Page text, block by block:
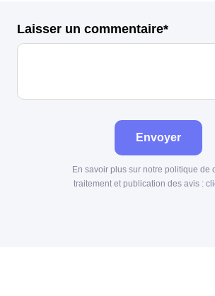
Laisser un commentaire*
Envoyer
En savoir plus sur notre politique de
traitement et publication des avis :